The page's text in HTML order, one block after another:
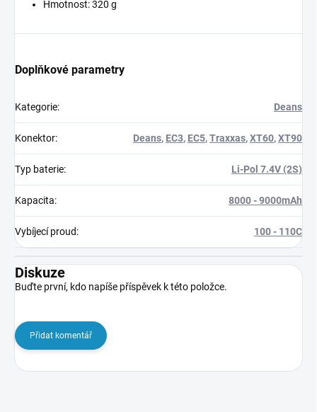
Hmotnost: 320 g
Doplňkové parametry
Kategorie: Deans
Konektor: Deans, EC3, EC5,Traxxas,XT60,XT90
Typ baterie: Li-Pol 7.4V (2S)
Kapacita: 8000 - 9000mAh
Vybíjecí proud: 100 - 110C
Diskuze
Buďte první, kdo napíše příspěvek k této položce.
Přidat komentář